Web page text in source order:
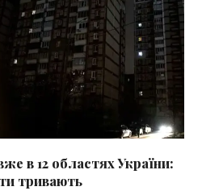
в 12 областях України:
тривають